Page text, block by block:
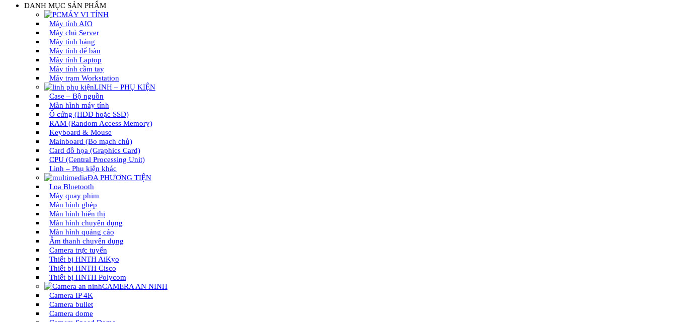
DANH MỤC SẢN PHẨM
MÁY VI TÍNH
Máy tính AIO
Máy chủ Server
Máy tính bảng
Máy tính để bàn
Máy tính Laptop
Máy tính cầm tay
Máy trạm Workstation
LINH – PHỤ KIỆN
Case – Bộ nguồn
Màn hình máy tính
Ổ cứng (HDD hoặc SSD)
RAM (Random Access Memory)
Keyboard & Mouse
Mainboard (Bo mạch chủ)
Card đồ họa (Graphics Card)
CPU (Central Processing Unit)
Linh – Phụ kiện khác
ĐA PHƯƠNG TIỆN
Loa Bluetooth
Máy quay phim
Màn hình ghép
Màn hình hiển thị
Màn hình chuyên dụng
Màn hình quảng cáo
Âm thanh chuyên dụng
Camera trực tuyến
Thiết bị HNTH AiKyo
Thiết bị HNTH Cisco
Thiết bị HNTH Polycom
CAMERA AN NINH
Camera IP 4K
Camera bullet
Camera dome